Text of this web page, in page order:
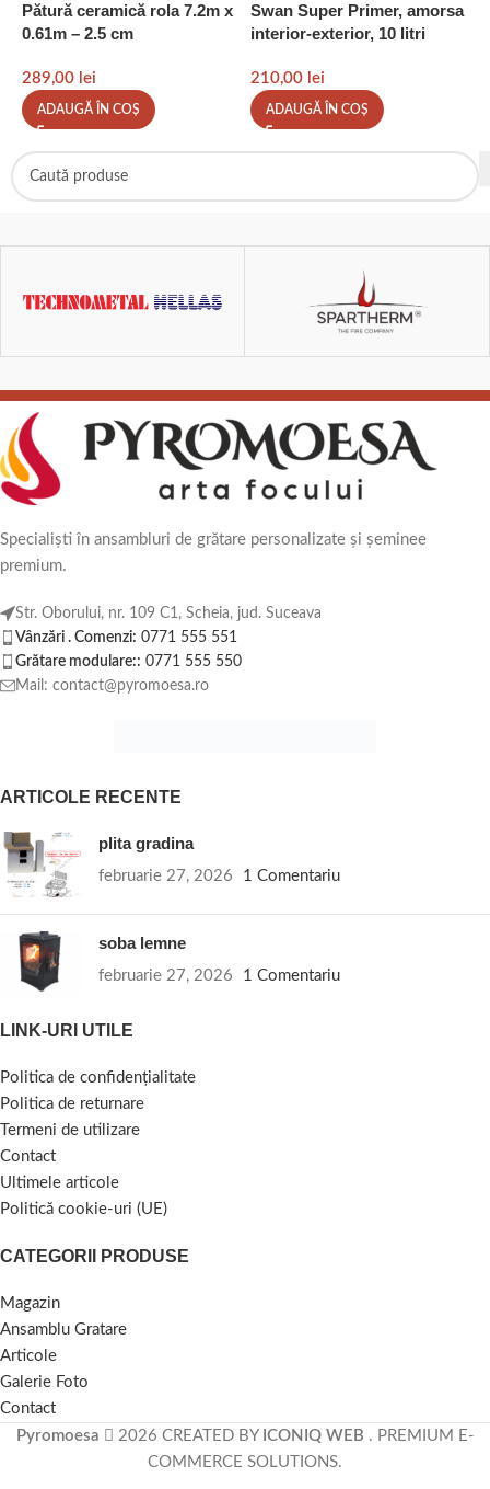
Pătură ceramică rola 7.2m x
0.61m – 2.5 cm
289,00 lei
ADAUGĂ ÎN COȘ
Swan Super Primer, amorsa
interior-exterior, 10 litri
210,00 lei
ADAUGĂ ÎN COȘ
Specialiști în ansambluri de grătare personalizate și șeminee
premium.
Str. Oborului, nr. 109 C1, Scheia, jud. Suceava
Vânzări . Comenzi: 0771 555 551
Grătare modulare:: 0771 555 550
Mail: contact@pyromoesa.ro
ARTICOLE RECENTE
plita gradina
februarie 27, 2026 1 Comentariu
soba lemne
februarie 27, 2026 1 Comentariu
LINK-URI UTILE
Politica de confidențialitate
Politica de returnare
Termeni de utilizare
Contact
Ultimele articole
Politică cookie-uri (UE)
CATEGORII PRODUSE
Magazin
Ansamblu Gratare
Articole
Galerie Foto
Contact
Pyromoesa
2026 CREATED BY ICONIQ WEB . PREMIUM E-
COMMERCE SOLUTIONS.